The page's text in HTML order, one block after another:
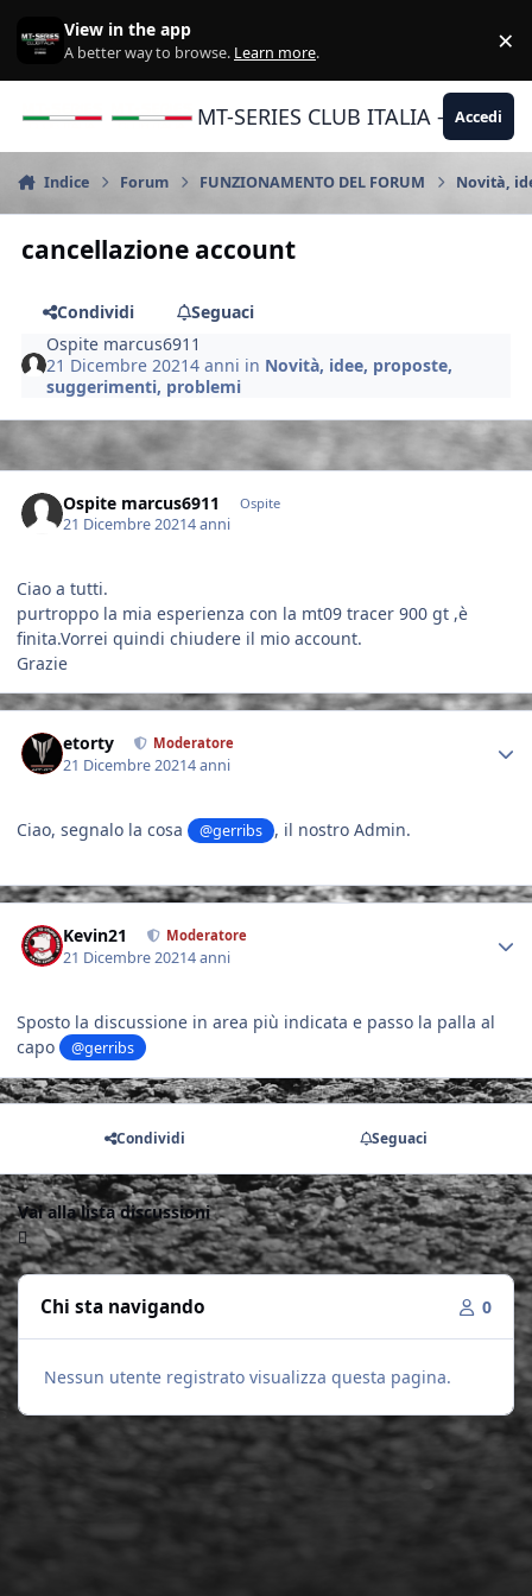
View in the app
A better way to browse. Learn more. ×
MT-SERIES CLUB ITALIA -Accedi
Indice Forum FUNZIONAMENTO DEL FORUM Novità,
cancellazione account
Condividi
Seguaci
Ospite marcus6911
21 Dicembre 20214 anni in Novità, idee, proposte,
suggerimenti, problemi
Ospite marcus6911 Ospite
21 Dicembre 20214 anni
Ciao a tutti.
purtroppo la mia esperienza con la mt09 tracer 900 gt ,è
finita.Vorrei quindi chiudere il mio account.
Grazie
etorty Moderatore
21 Dicembre 20214 anni
Ciao, segnalo la cosa @gerribs , il nostro Admin.
Kevin21 Moderatore
21 Dicembre 20214 anni
Sposto la discussione in area più indicata e passo la palla al
capo
@gerribs
Condividi Seguaci
Vai alla lista discussioni
Chi sta navigando 0
Nessun utente registrato visualizza questa pagina.